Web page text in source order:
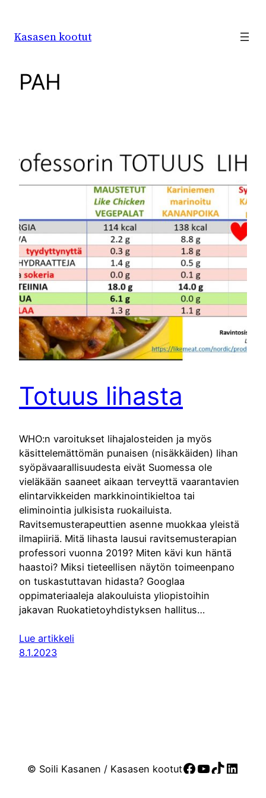
Kasasen kootut
PAH
Totuus lihasta
WHO:n varoitukset lihajalosteiden ja myös
käsittelemättömän punaisen (nisäkkäiden) lihan
syöpävaarallisuudesta eivät Suomessa ole
vieläkään saaneet aikaan terveyttä vaarantavien
elintarvikkeiden markkinointikieltoa tai
eliminointia julkisista ruokailuista.
Ravitsemusterapeuttien asenne muokkaa yleistä
ilmapiiriä. Mitä lihasta lausui ravitsemusterapian
professori vuonna 2019? Miten kävi kun häntä
haastoi? Miksi tieteellisen näytön toimeenpano
on tuskastuttavan hidasta? Googlaa
oppimateriaaleja alakouluista yliopistoihin
jakavan Ruokatietoyhdistyksen hallitus…
Lue artikkeli
8.1.2023
© Soili Kasanen / Kasasen kootutFacebook
YouTube
TikTok